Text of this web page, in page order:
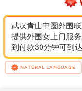
武汉青山中圈外围
提供外围女上门服
到付款30分钟可到达
NATURAL LANGUAGE